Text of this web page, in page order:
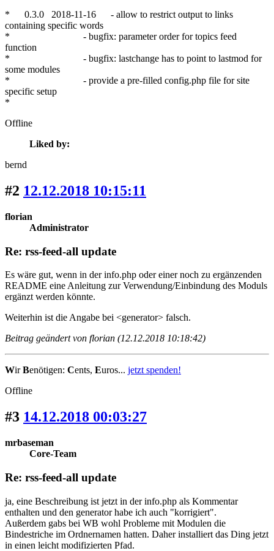
* 0.3.0 2018-11-16 - allow to restrict output to links
containing specific words
* - bugfix: parameter order for topics feed
function
* - bugfix: lastchange has to point to lastmod for
some modules
* - provide a pre-filled config.php file for site
specific setup
*
Offline
Liked by:
bernd
#2 12.12.2018 10:15:11
florian
Administrator
Re: rss-feed-all update
Es wäre gut, wenn in der info.php oder einer noch zu ergänzenden
README eine Anleitung zur Verwendung/Einbindung des Moduls
ergänzt werden könnte.
Weiterhin ist die Angabe bei <generator> falsch.
Beitrag geändert von florian (12.12.2018 10:18:42)
WirBenötigen: Cents, Euros... jetzt spenden!
Offline
#3 14.12.2018 00:03:27
mrbaseman
Core-Team
Re: rss-feed-all update
ja, eine Beschreibung ist jetzt in der info.php als Kommentar
enthalten und den generator habe ich auch "korrigiert".
Außerdem gabs bei WB wohl Probleme mit Modulen die
Bindestriche im Ordnernamen hatten. Daher installiert das Ding jetzt
in einen leicht modifizierten Pfad.